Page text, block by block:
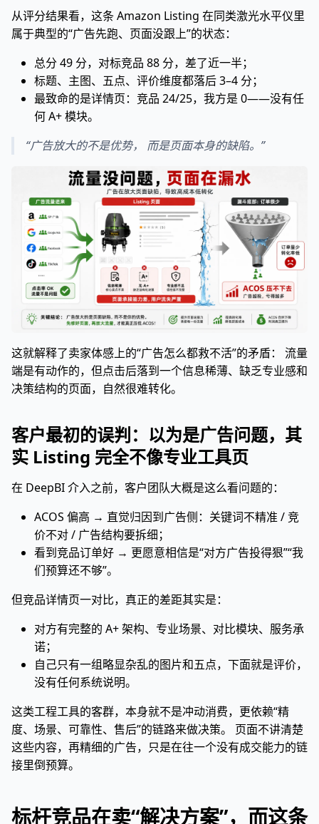
从评分结果看，这条 Amazon Listing 在同类激光水平仪里
属于典型的“广告先跑、页面没跟上”的状态：
总分 49 分，对标竞品 88 分，差了近一半；
标题、主图、五点、评价维度都落后 3–4 分；
最致命的是详情页：竞品 24/25，我方是 0——没有任
何 A+ 模块。
“广告放大的不是优势， 而是页面本身的缺陷。”
这就解释了卖家体感上的“广告怎么都救不活”的矛盾： 流量
端是有动作的，但点击后落到一个信息稀薄、缺乏专业感和
决策结构的页面，自然很难转化。
客户最初的误判：以为是广告问题，其
实 Listing 完全不像专业工具页
在 DeepBI 介入之前，客户团队大概是这么看问题的：
ACOS 偏高 → 直觉归因到广告侧：关键词不精准 / 竞
价不对 / 广告结构要拆细；
看到竞品订单好 → 更愿意相信是“对方广告投得狠”“我
们预算还不够”。
但竞品详情页一对比，真正的差距其实是：
对方有完整的 A+ 架构、专业场景、对比模块、服务承
诺；
自己只有一组略显杂乱的图片和五点，下面就是评价，
没有任何系统说明。
这类工程工具的客群，本身就不是冲动消费，更依赖“精
度、场景、可靠性、售后”的链路来做决策。 页面不讲清楚
这些内容，再精细的广告，只是在往一个没有成交能力的链
接里倒预算。
标杆竞品在卖“解决方案”，而这条